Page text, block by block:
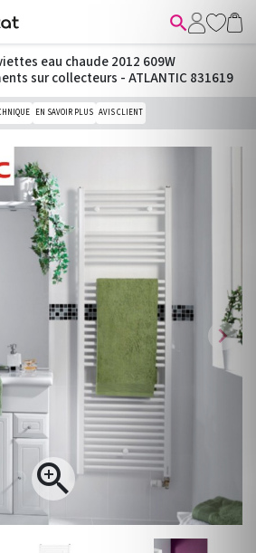


chevron_right
eau chaude 2012 609W
sur collecteurs - ATLANTIC 831619
EN SAVOIR PLUS AVIS CLIENT